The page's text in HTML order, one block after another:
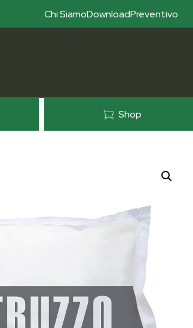
Preventivo
Download
Chi Siamo
Shop